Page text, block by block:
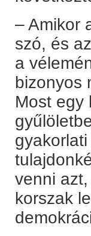
– Amikor
szó, és
a
bizonyos
Most egy
venni
korszak